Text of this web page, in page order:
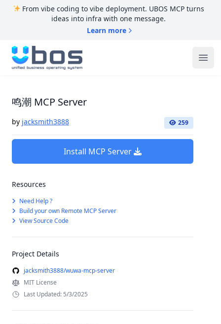
From vibe coding to vibe deployment. UBOS MCP turns
ideas into infra with one message.
Learn more
UBOS
鸣潮 MCP Server
by jacksmith3888 259
Install MCP Server
Resources
Need Help ?
Build your own Remote MCP Server
View Source Code
Project Details
jacksmith3888/wuwa-mcp-server
MIT License
Last Updated: 5/3/2025